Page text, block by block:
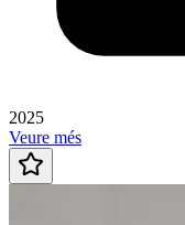
2025
Veure més